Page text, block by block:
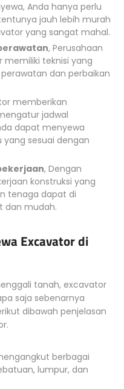
Anda hanya perlu
jauh lebih murah
yang sangat mahal.
, Perusahaan
memiliki teknisi yang
dan perbaikan
memberikan
jadwal
dapat menyewa
sesuai dengan
, Dengan
konstruksi yang
tenaga dapat di
dan mudah.
Excavator di
tanah, excavator
saja sebenarnya
dibawah penjelasan
berbagai
lumpur, dan